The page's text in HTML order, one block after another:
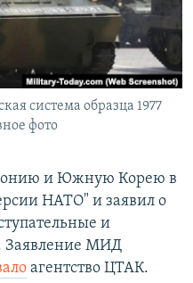
система образца 1977
фото
и Южную Корею в
НАТО" и заявил о
и
Заявление МИД
агентство ЦТАК.